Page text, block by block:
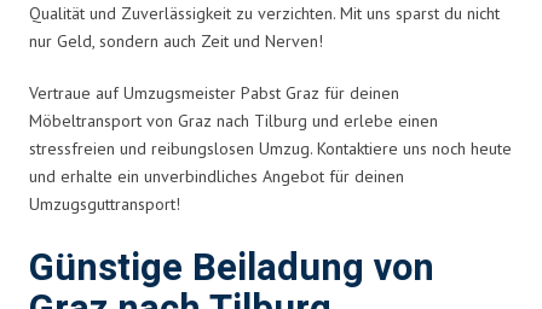
Qualität und Zuverlässigkeit zu verzichten. Mit uns sparst du nicht
nur Geld, sondern auch Zeit und Nerven!
Vertraue auf Umzugsmeister Pabst Graz für deinen
Möbeltransport von Graz nach Tilburg und erlebe einen
stressfreien und reibungslosen Umzug. Kontaktiere uns noch heute
und erhalte ein unverbindliches Angebot für deinen
Umzugsguttransport!
Günstige Beiladung von